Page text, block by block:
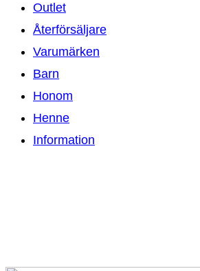
Outlet
Återförsäljare
Varumärken
Barn
Honom
Henne
Information